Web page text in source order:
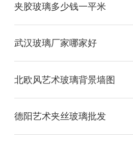
夹胶玻璃多少钱一平米
武汉玻璃厂家哪家好
北欧风艺术玻璃背景墙图
德阳艺术夹丝玻璃批发